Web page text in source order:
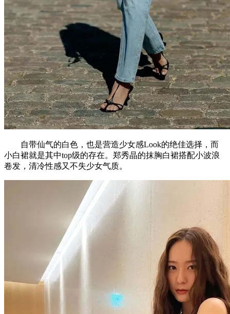
自带仙气的白色，也是营造少女感Look的绝佳选择，而
小白裙就是其中top级的存在。郑秀晶的抹胸白裙搭配小波浪
卷发，清冷性感又不失少女气质。